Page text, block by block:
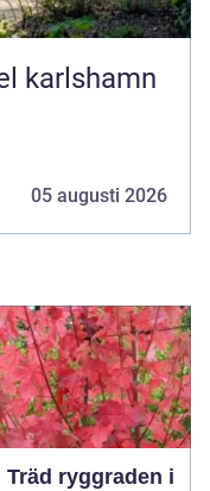
karlshamn
05 augusti 2026
Träd ryggraden i